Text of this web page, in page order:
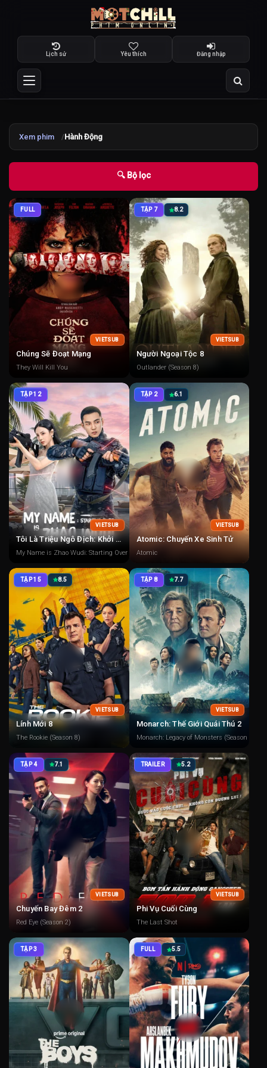
Lịch sử Yêu thích Đăng nhập
Xem phim Hành Động
🔍 Bộ lọc
FULL
VIETSUB
Chúng Sẽ Đoạt Mạng
They Will Kill You
TẬP 7 8.2
VIETSUB
Người Ngoại Tộc 8
Outlander (Season 8)
TẬP 12
VIETSUB
Tôi Là Triệu Ngô Địch: Khởi Động Lại
My Name is Zhao Wudi: Starting Over
TẬP 2 6.1
VIETSUB
Atomic: Chuyến Xe Sinh Tử
Atomic
TẬP 15 8.5
VIETSUB
Lính Mới 8
The Rookie (Season 8)
TẬP 8 7.7
VIETSUB
Monarch: Thế Giới Quái Thú 2
Monarch: Legacy of Monsters (Season 2)
TẬP 4 7.1
VIETSUB
Chuyến Bay Đêm 2
Red Eye (Season 2)
TRAILER 5.2
VIETSUB
Phi Vụ Cuối Cùng
The Last Shot
TẬP 3 FULL 5.5